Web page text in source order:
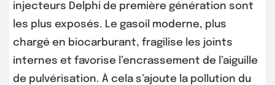
injecteurs Delphi de première génération sont
les plus exposés. Le gasoil moderne, plus
chargé en biocarburant, fragilise les joints
internes et favorise l’encrassement de l’aiguille
de pulvérisation. À cela s’ajoute la pollution du